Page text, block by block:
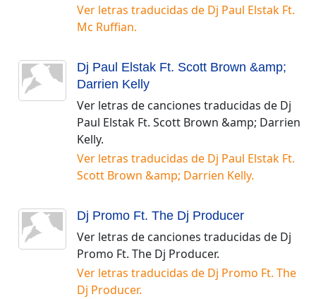
Ver letras traducidas de Dj Paul Elstak Ft.
Mc Ruffian.
Dj Paul Elstak Ft. Scott Brown &amp;
Darrien Kelly
Ver letras de canciones traducidas de Dj
Paul Elstak Ft. Scott Brown &amp; Darrien
Kelly.
Ver letras traducidas de Dj Paul Elstak Ft.
Scott Brown &amp; Darrien Kelly.
Dj Promo Ft. The Dj Producer
Ver letras de canciones traducidas de Dj
Promo Ft. The Dj Producer.
Ver letras traducidas de Dj Promo Ft. The
Dj Producer.